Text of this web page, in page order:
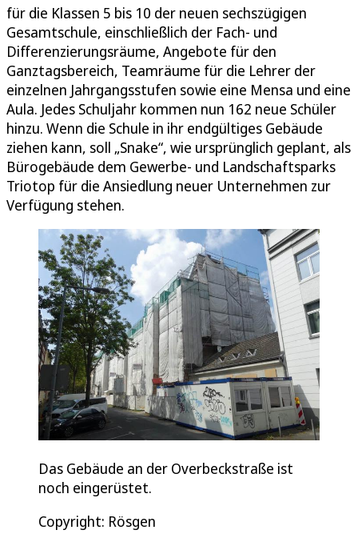
für die Klassen 5 bis 10 der neuen sechszügigen
Gesamtschule, einschließlich der Fach- und
Differenzierungsräume, Angebote für den
Ganztagsbereich, Teamräume für die Lehrer der
einzelnen Jahrgangsstufen sowie eine Mensa und eine
Aula. Jedes Schuljahr kommen nun 162 neue Schüler
hinzu. Wenn die Schule in ihr endgültiges Gebäude
ziehen kann, soll „Snake“, wie ursprünglich geplant, als
Bürogebäude dem Gewerbe- und Landschaftsparks
Triotop für die Ansiedlung neuer Unternehmen zur
Verfügung stehen.
Das Gebäude an der Overbeckstraße ist
noch eingerüstet.
Copyright: Rösgen